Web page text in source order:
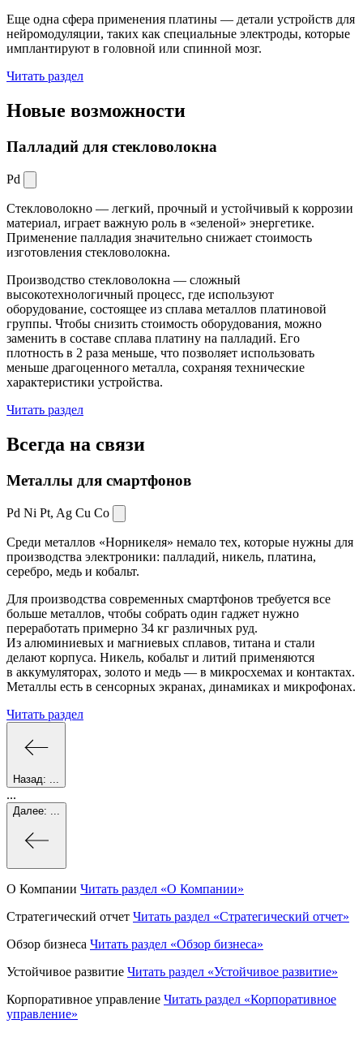
Еще одна сфера применения платины — детали устройств для
нейромодуляции, таких как специальные электроды, которые
имплантируют в головной или спинной мозг.
Читать раздел
Новые возможности
Палладий для стекловолокна
Pd
Стекловолокно — легкий, прочный и устойчивый к коррозии
материал, играет важную роль в «зеленой» энергетике.
Применение палладия значительно снижает стоимость
изготовления стекловолокна.
Производство стекловолокна — сложный
высокотехнологичный процесс, где используют
оборудование, состоящее из сплава металлов платиновой
группы. Чтобы снизить стоимость оборудования, можно
заменить в составе сплава платину на палладий. Его
плотность в 2 раза меньше, что позволяет использовать
меньше драгоценного металла, сохраняя технические
характеристики устройства.
Читать раздел
Всегда на связи
Металлы для смартфонов
Pd Ni Pt, Ag Cu Co
Среди металлов «Норникеля» немало тех, которые нужны для
производства электроники: палладий, никель, платина,
серебро, медь и кобальт.
Для производства современных смартфонов требуется все
больше металлов, чтобы собрать один гаджет нужно
переработать примерно 34 кг различных руд.
Из алюминиевых и магниевых сплавов, титана и стали
делают корпуса. Никель, кобальт и литий применяются
в аккумуляторах, золото и медь — в микросхемах и контактах.
Металлы есть в сенсорных экранах, динамиках и микрофонах.
Читать раздел
Назад:
...
Далее:
О Компании Читать раздел «О Компании»
Стратегический отчет Читать раздел «Стратегический отчет»
Обзор бизнеса Читать раздел «Обзор бизнеса»
Устойчивое развитие Читать раздел «Устойчивое развитие»
Корпоративное управление Читать раздел «Корпоративное
управление»